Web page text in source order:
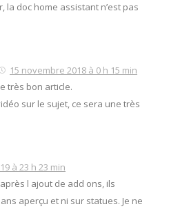
la doc home assistant n’est pas
15 novembre 2018 à 0 h 15 min
très bon article.
sur le sujet, ce sera une très
à 23 h 23 min
l ajout de add ons, ils
aperçu et ni sur statues. Je ne